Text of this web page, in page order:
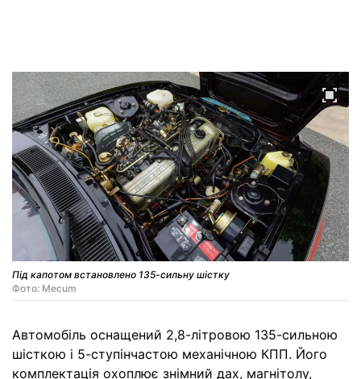
Під капотом встановлено 135-сильну шістку
Фото: Mecum
Автомобіль оснащений 2,8-літровою 135-сильною
шісткою і 5-ступінчастою механічною КПП. Його
комплектація охоплює знімний дах, магнітолу,